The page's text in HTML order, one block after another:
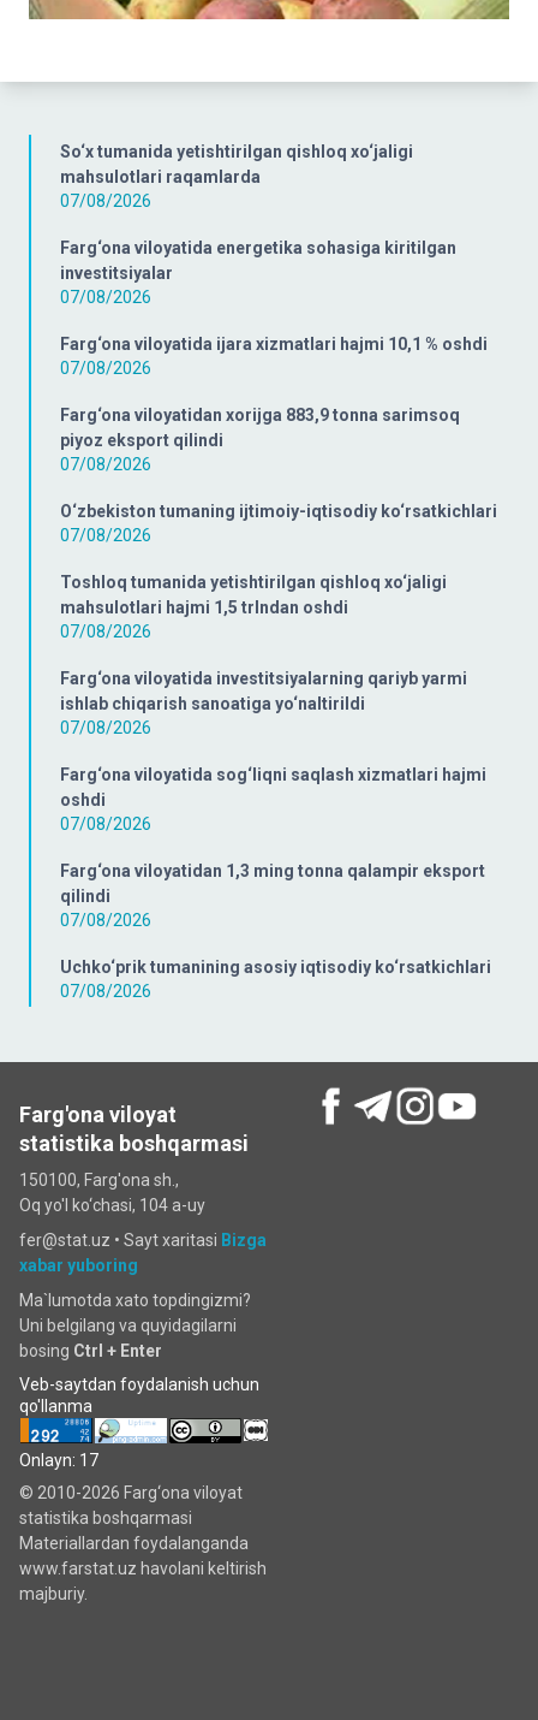
So‘x tumanida yetishtirilgan qishloq xo‘jaligi
mahsulotlari raqamlarda
07/08/2026
Farg‘ona viloyatida energetika sohasiga kiritilgan
investitsiyalar
07/08/2026
Farg‘ona viloyatida ijara xizmatlari hajmi 10,1 % oshdi
07/08/2026
Farg‘ona viloyatidan xorijga 883,9 tonna sarimsoq
piyoz eksport qilindi
07/08/2026
O‘zbekiston tumaning ijtimoiy-iqtisodiy ko‘rsatkichlari
07/08/2026
Toshloq tumanida yetishtirilgan qishloq xo‘jaligi
mahsulotlari hajmi 1,5 trlndan oshdi
07/08/2026
Farg‘ona viloyatida investitsiyalarning qariyb yarmi
ishlab chiqarish sanoatiga yo‘naltirildi
07/08/2026
Farg‘ona viloyatida sog‘liqni saqlash xizmatlari hajmi
oshdi
07/08/2026
Farg‘ona viloyatidan 1,3 ming tonna qalampir eksport
qilindi
07/08/2026
Uchko‘prik tumanining asosiy iqtisodiy ko‘rsatkichlari
07/08/2026
Farg'ona viloyat
statistika boshqarmasi
150100, Farg'ona sh.,
Oq yo'l ko‘chаsi, 104 a-uy
fer@stat.uz • Sayt xaritasi Bizga
xabar yuboring
Ma`lumotda xato topdingizmi?
Uni belgilang va quyidagilarni
bosing Ctrl + Enter
Veb-saytdan foydalanish uchun
qo'llanma
Onlayn: 17
© 2010-2026 Farg‘ona viloyat
statistika boshqarmasi
Materiallardan foydalanganda
www.farstat.uz havolani keltirish
majburiy.